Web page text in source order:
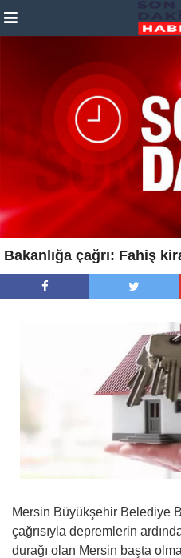
Bakanlığa çağrı: Fahiş
Mersin Büyükşehir Belediye
çağrısıyla depremlerin
durağı olan Mersin başta